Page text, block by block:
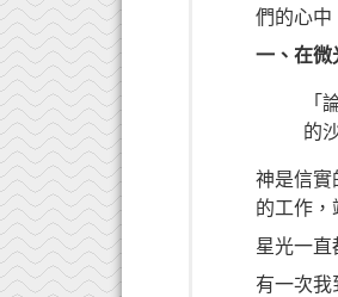
們的心中
一、在微
「
的
神是信實
的工作，
星光一直
有一次我